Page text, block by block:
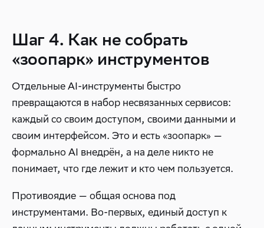
Шаг 4. Как не собрать
«зоопарк» инструментов
Отдельные AI-инструменты быстро
превращаются в набор несвязанных сервисов:
каждый со своим доступом, своими данными и
своим интерфейсом. Это и есть «зоопарк» —
формально AI внедрён, а на деле никто не
понимает, что где лежит и кто чем пользуется.
Противоядие — общая основа под
инструментами. Во-первых, единый доступ к